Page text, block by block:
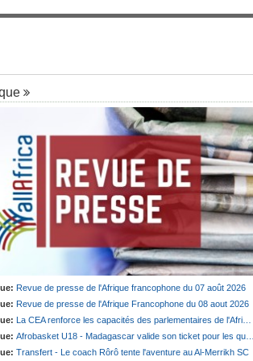
Revue de presse de l'Afrique francophone du 07 août 2026
Revue de presse de l'Afrique Francophone du 08 aout 2026
La CEA renforce les capacités des parlementaires de l'Afrique de l'Est
Afrobasket U18 - Madagascar valide son ticket pour les quarts
Transfert - Le coach Rôrô tente l'aventure au Al-Merrikh SC